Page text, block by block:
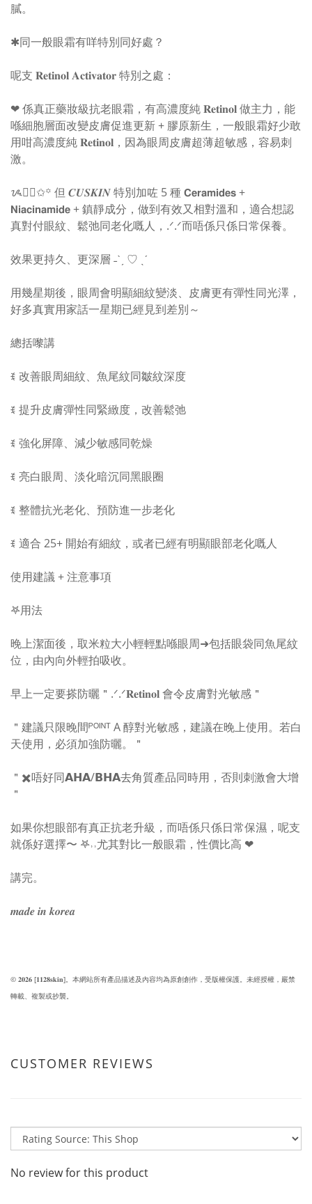
膩。
✱同一般眼霜有咩特別同好處？
呢支 𝐑𝐞𝐭𝐢𝐧𝐨𝐥 𝐀𝐜𝐭𝐢𝐯𝐚𝐭𝐨𝐫 特別之處：
❤︎ 係真正藥妝級抗老眼霜，有高濃度純 𝐑𝐞𝐭𝐢𝐧𝐨𝐥 做主力，能
喺細胞層面改變皮膚促進更新 + 膠原新生，一般眼霜好少敢
用咁高濃度純 𝐑𝐞𝐭𝐢𝐧𝐨𝐥，因為眼周皮膚超薄超敏感，容易刺
激。
ᝰ✍🏻✩꙳ 但 𝑪𝑼𝑺𝑲𝑰𝑵 特別加咗 5 種 𝗖𝗲𝗿𝗮𝗺𝗶𝗱𝗲𝘀 +
𝗡𝗶𝗮𝗰𝗶𝗻𝗮𝗺𝗶𝗱𝗲 + 鎮靜成分，做到有效又相對溫和，適合想認
真對付眼紋、鬆弛同老化嘅人，.ᐟ.ᐟ而唔係只係日常保養。
效果更持久、更深層 ˗ˋˏ ♡ ˎˊ
用幾星期後，眼周會明顯細紋變淡、皮膚更有彈性同光澤，
好多真實用家話一星期已經見到差別～
總括嚟講
ꉂ 改善眼周細紋、魚尾紋同皺紋深度
ꉂ 提升皮膚彈性同緊緻度，改善鬆弛
ꉂ 強化屏障、減少敏感同乾燥
ꉂ 亮白眼周、淡化暗沉同黑眼圈
ꉂ 整體抗光老化、預防進一步老化
ꉂ 適合 25+ 開始有細紋，或者已經有明顯眼部老化嘅人
使用建議 + 注意事項
𖤐用法
晚上潔面後，取米粒大小輕輕點喺眼周➜包括眼袋同魚尾紋
位，由內向外輕拍吸收。
早上一定要搽防曬＂.ᐟ.ᐟ𝐑𝐞𝐭𝐢𝐧𝐨𝐥 會令皮膚對光敏感＂
＂建議只限晚間ᴾᴼᴵᴺᵀ A 醇對光敏感，建議在晚上使用。若白
天使用，必須加強防曬。＂
＂✖️唔好同𝗔𝗛𝗔/𝗕𝗛𝗔去角質產品同時用，否則刺激會大增
＂
如果你想眼部有真正抗老升級，而唔係只係日常保濕，呢支
就係好選擇〜 𖤐˒˒尤其對比一般眼霜，性價比高 ❤︎
講完。
𝒎𝒂𝒅𝒆 𝒊𝒏 𝒌𝒐𝒓𝒆𝒂
© 𝟐𝟎𝟐𝟔 [𝟏𝟏𝟐𝟖𝐬𝐤𝐢𝐧]。本網站所有產品描述及內容均為原創創作，受版權保護。未經授權，嚴禁
轉載、複製或抄襲。
CUSTOMER REVIEWS
No review for this product